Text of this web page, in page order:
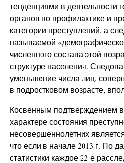
тенденциями в деятельности
органов по профилактике и
категории преступлений, а
называемой
численного состава этой
структуре населения.
уменьшение числа лиц,
в подростковом возрасте,
Косвенным подтверждением
характере состояния
несовершеннолетних
что если в начале 2013 г. По
статистики каждое 22-е